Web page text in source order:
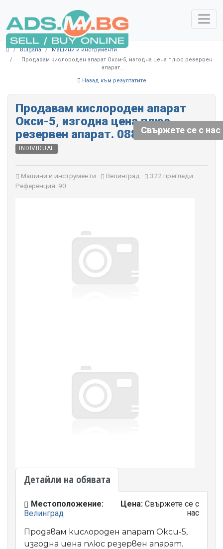
Bulgaria
Машини и инструменти
Продавам кислороден апарат Окси-5, изгодна цена плюс резервен
апарат....
Назад към резултатите
Продавам кислороден апарат
Окси-5, изгодна цена плюс
резервен апарат. 0885 012123
INDIVIDUAL
Машини и инструменти Велинград
322 прегледи
Референция: 90
Свържете се с нас
Детайли на обявата
Местоположение:
Велинград
Цена: Свържете се с
нас
Продавам кислороден апарат Окси-5,
изгодна цена плюс резервен апарат.